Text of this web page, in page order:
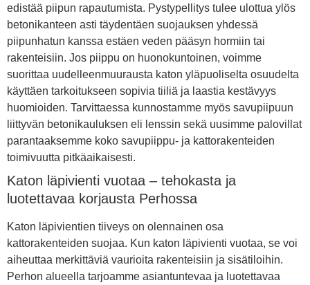
edistää piipun rapautumista. Pystypellitys tulee ulottua ylös
betonikanteen asti täydentäen suojauksen yhdessä
piipunhatun kanssa estäen veden pääsyn hormiin tai
rakenteisiin. Jos piippu on huonokuntoinen, voimme
suorittaa uudelleenmuurausta katon yläpuoliselta osuudelta
käyttäen tarkoitukseen sopivia tiiliä ja laastia kestävyys
huomioiden. Tarvittaessa kunnostamme myös savupiipuun
liittyvän betonikauluksen eli lenssin sekä uusimme palovillat
parantaaksemme koko savupiippu- ja kattorakenteiden
toimivuutta pitkäaikaisesti.
Katon läpivienti vuotaa – tehokasta ja
luotettavaa korjausta Perhossa
Katon läpivientien tiiveys on olennainen osa
kattorakenteiden suojaa. Kun katon läpivienti vuotaa, se voi
aiheuttaa merkittäviä vaurioita rakenteisiin ja sisätiloihin.
Perhon alueella tarjoamme asiantuntevaa ja luotettavaa